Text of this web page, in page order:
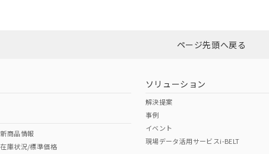
ページ先頭へ戻る
新商品情報
在庫状況/標準価格
ソリューション
解決提案
事例
イベント
現場データ活用サービスi-BELT